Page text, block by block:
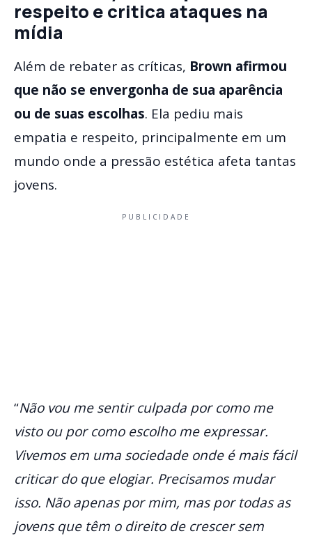
respeito e critica ataques na
mídia
Além de rebater as críticas, Brown afirmou
que não se envergonha de sua aparência
ou de suas escolhas. Ela pediu mais
empatia e respeito, principalmente em um
mundo onde a pressão estética afeta tantas
jovens.
PUBLICIDADE
“Não vou me sentir culpada por como me
visto ou por como escolho me expressar.
Vivemos em uma sociedade onde é mais fácil
criticar do que elogiar. Precisamos mudar
isso. Não apenas por mim, mas por todas as
jovens que têm o direito de crescer sem